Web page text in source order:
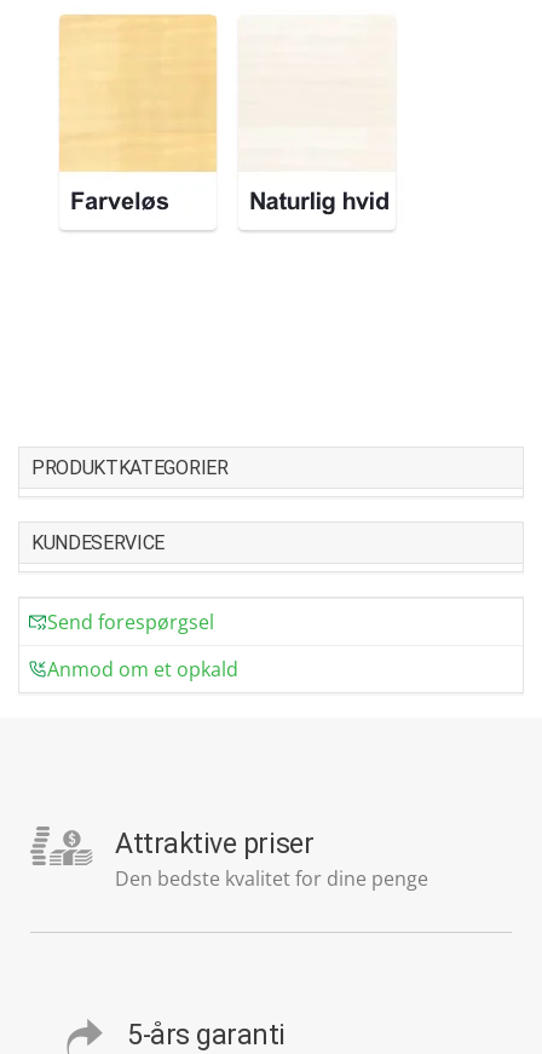
PRODUKTKATEGORIER
KUNDESERVICE
Send forespørgsel
Anmod om et opkald
Attraktive priser
Den bedste kvalitet for dine penge
5-års garanti